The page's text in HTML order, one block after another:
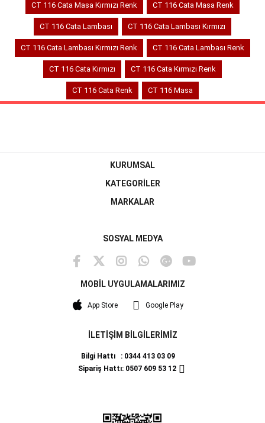
CT 116 Cata Masa Kırmızı Renk CT 116 Cata Masa Renk
CT 116 Cata Lambası CT 116 Cata Lambası Kırmızı
CT 116 Cata Lambası Kırmızı Renk CT 116 Cata Lambası Renk
CT 116 Cata Kırmızı CT 116 Cata Kırmızı Renk
CT 116 Cata Renk CT 116 Masa
KURUMSAL
KATEGORİLER
MARKALAR
SOSYAL MEDYA
MOBİL UYGULAMALARIMIZ
App Store Google Play
İLETİŞİM BİLGİLERİMİZ
Bilgi Hattı : 0344 413 03 09
Sipariş Hattı: 0507 609 53 12